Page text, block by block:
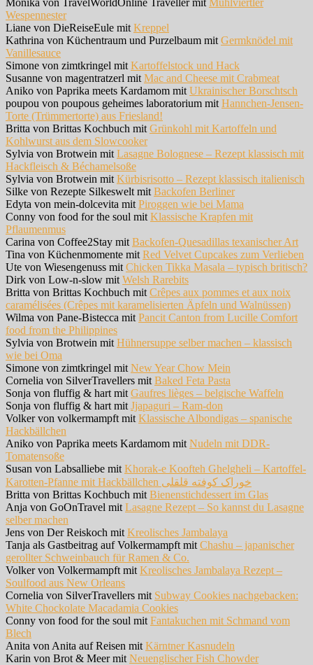
Wespennester
Liane von DieReiseEule mit Kreppel
Kathrina von Küchentraum und Purzelbaum mit Germknödel mit
Vanillesauce
Simone von zimtkringel mit Kartoffelstock und Hack
Susanne von magentratzerl mit Mac and Cheese mit Crabmeat
Aniko von Paprika meets Kardamom mit Ukrainischer Borschtsch
poupou von poupous geheimes laboratorium mit Hannchen-Jensen-
Torte (Trümmertorte) aus Friesland!
Britta von Brittas Kochbuch mit Grünkohl mit Kartoffeln und
Kohlwurst aus dem Slowcooker
Sylvia von Brotwein mit Lasagne Bolognese – Rezept klassisch mit
Hackfleisch & Béchamelsoße
Sylvia von Brotwein mit Kürbisrisotto – Rezept klassisch italienisch
Silke von Rezepte Silkeswelt mit Backofen Berliner
Edyta von mein-dolcevita mit Piroggen wie bei Mama
Conny von food for the soul mit Klassische Krapfen mit
Pflaumenmus
Carina von Coffee2Stay mit Backofen-Quesadillas texanischer Art
Tina von Küchenmomente mit Red Velvet Cupcakes zum Verlieben
Ute von Wiesengenuss mit Chicken Tikka Masala – typisch britisch?
Dirk von Low-n-slow mit Welsh Rarebits
Britta von Brittas Kochbuch mit Crêpes aux pommes et aux noix
caramélisées (Crêpes mit karamelisierten Äpfeln und Walnüssen)
Wilma von Pane-Bistecca mit Pancit Canton from Lucille Comfort
food from the Philippines
Sylvia von Brotwein mit Hühnersuppe selber machen – klassisch
wie bei Oma
Simone von zimtkringel mit New Year Chow Mein
Cornelia von SilverTravellers mit Baked Feta Pasta
Sonja von fluffig & hart mit Gaufres lièges – belgische Waffeln
Sonja von fluffig & hart mit Jjapaguri – Ram-don
Volker von volkermampft mit Klassische Albondigas – spanische
Hackbällchen
Aniko von Paprika meets Kardamom mit Nudeln mit DDR-
Tomatensoße
Susan von Labsalliebe mit Khorak-e Koofteh Ghelgheli – Kartoffel-
Karotten-Pfanne mit Hackbällchen خوراک کوفته قلقلی
Britta von Brittas Kochbuch mit Bienenstichdessert im Glas
Anja von GoOnTravel mit Lasagne Rezept – So kannst du Lasagne
selber machen
Jens von Der Reiskoch mit Kreolisches Jambalaya
Tanja als Gastbeitrag auf Volkermampft mit Chashu – japanischer
gerollter Schweinbauch für Ramen & Co.
Volker von Volkermampft mit Kreolisches Jambalaya Rezept –
Soulfood aus New Orleans
Cornelia von SilverTravellers mit Subway Cookies nachgebacken:
White Chockolate Macadamia Cookies
Conny von food for the soul mit Fantakuchen mit Schmand vom
Blech
Anita von Anita auf Reisen mit Kärntner Kasnudeln
Karin von Brot & Meer mit Neuenglischer Fish Chowder